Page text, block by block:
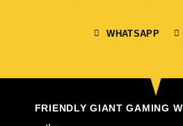
WHATSAPP
FRIENDLY GIANT GAMING